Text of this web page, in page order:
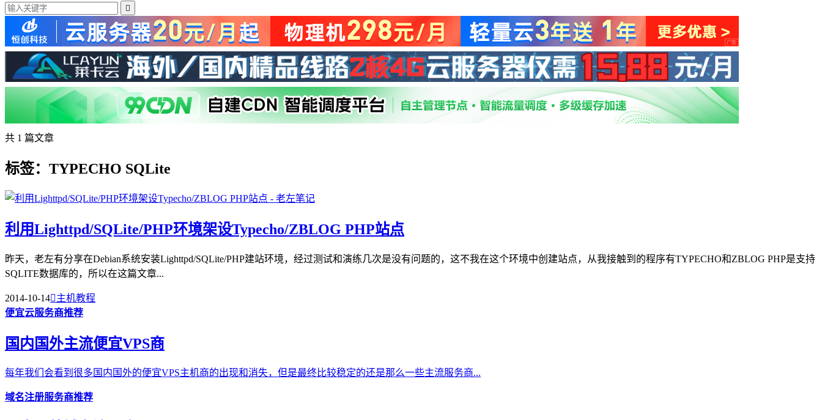

共 1 篇文章
标签：TYPECHO SQLite
利用Lighttpd/SQLite/PHP环境架设Typecho/ZBLOG PHP站点
昨天，老左有分享在Debian系统安装Lighttpd/SQLite/PHP建站环境，经过测试和演练几次是没有问题的，这不我在这个环境中创建站点，从我接触到的程序有TYPECHO和ZBLOG PHP是支持
SQLITE数据库的，所以在这篇文章...
2014-10-14主机教程
便宜云服务商推荐
国内国外主流便宜VPS商
每年我们会看到很多国内国外的便宜VPS主机商的出现和消失，但是最终比较稳定的还是那么一些主流服务商...
域名注册服务商推荐